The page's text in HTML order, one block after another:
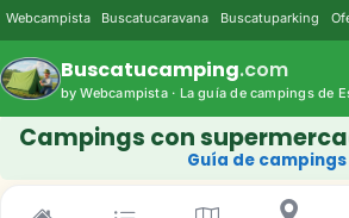
Webcampista Buscatucaravana Buscatuparking
Buscatucamping.com
by Webcampista · La guía de campings de
Campings con
Guía de campings